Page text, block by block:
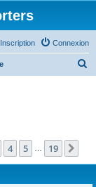
Connexion
Inscription
c
4 5 19